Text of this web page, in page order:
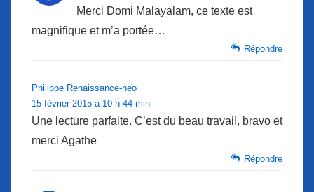
Merci Domi Malayalam, ce texte est
magnifique et m’a portée…
Répondre
Philippe Renaissance-neo
15 février 2015 à 10 h 44 min
Une lecture parfaite. C’est du beau travail, bravo et
merci Agathe
Répondre